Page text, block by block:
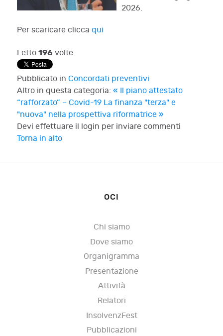
2026.
Per scaricare clicca qui
Letto 196 volte
Pubblicato in Concordati preventivi
Altro in questa categoria: « Il piano attestato
“rafforzato” – Covid-19 La finanza "terza" e
"nuova" nella prospettiva riformatrice »
Devi effettuare il login per inviare commenti
Torna in alto
OCI
Chi siamo
Dove siamo
Organigramma
Presentazione
Attività
Relatori
InsolvenzFest
Pubblicazioni